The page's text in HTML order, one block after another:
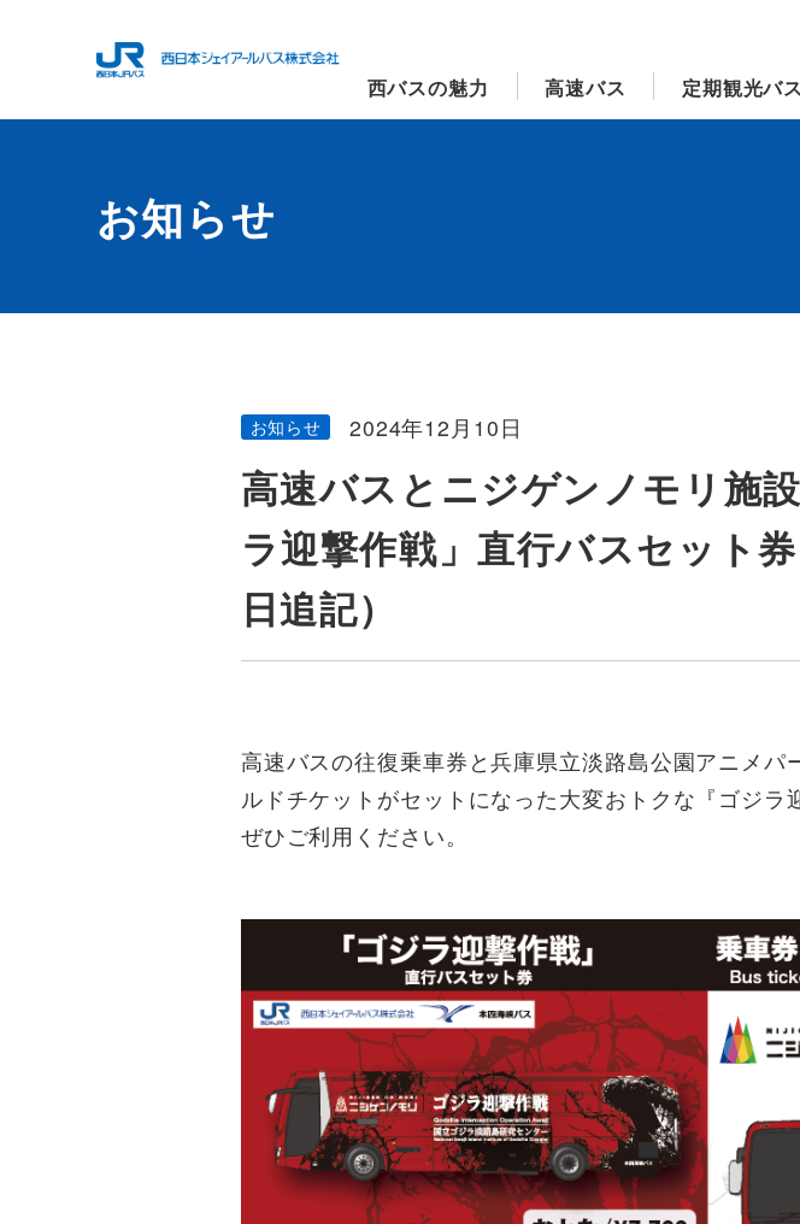
西バスの魅力 高速バス 定期観光バス
お知らせ
お知らせ 2024年12月10日
高速バスとニジゲンノモリ施
ラ迎撃作戦」直行バスセット
日追記）
高速バスの往復乗車券と兵庫県立淡路島公園アニメ
ルドチケットがセットになった大変おトクな『ゴジラ
ぜひご利用ください。